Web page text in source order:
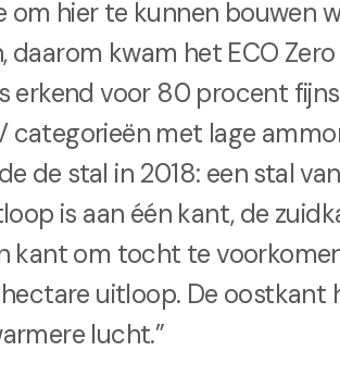
om hier te kunnen bouwen
kwam het ECO
erkend voor 80 procent
categorieën met lage
de stal in 2018: een stal
is aan één kant, de
kant om tocht te
hectare uitloop. De
lucht.”